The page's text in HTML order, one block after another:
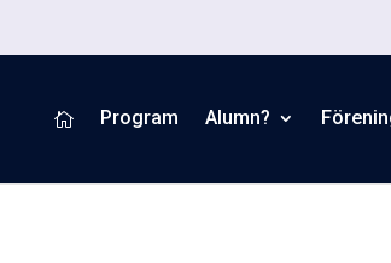
 Program Alumn?